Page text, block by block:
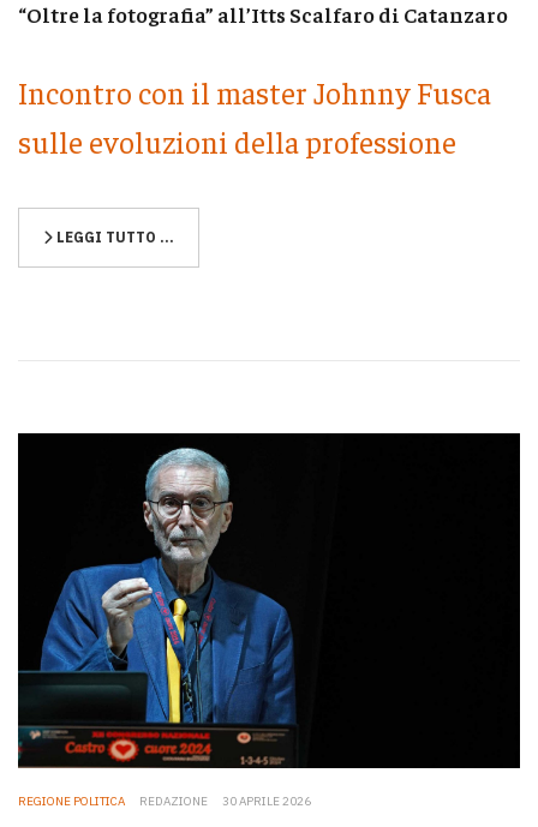
“Oltre la fotografia” all’Itts Scalfaro di Catanzaro
Incontro con il master Johnny Fusca
sulle evoluzioni della professione
LEGGI TUTTO …
REGIONE POLITICA REDAZIONE 30 APRILE 2026